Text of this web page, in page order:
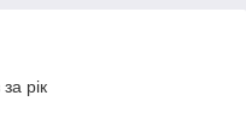
рік